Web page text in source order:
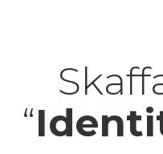
“